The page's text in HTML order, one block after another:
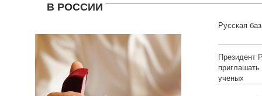
В РОССИИ
Русская
Президент
ученых